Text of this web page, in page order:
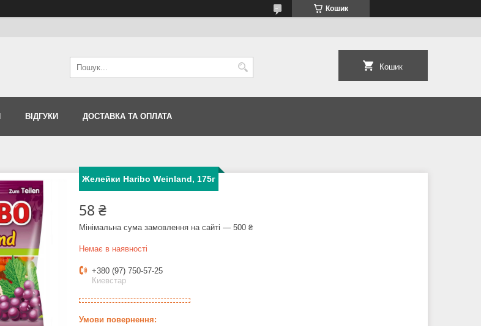
Кошик
Кошик
ВІДГУКИ ДОСТАВКА ТА ОПЛАТА
Желейки Haribo Weinland, 175г
58 ₴
Мінімальна сума замовлення на сайті — 500 ₴
Немає в наявності
+380 (97) 750-57-25
Киевстар